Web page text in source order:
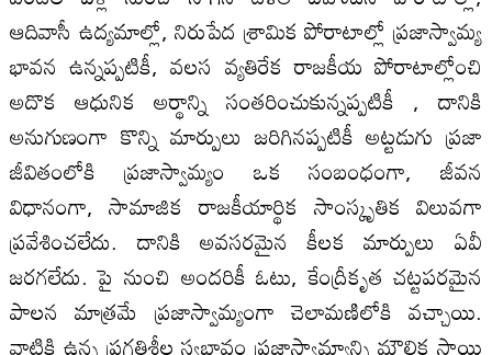
ఆదివాసీ ఉద్యమాల్లో, నిరుపేద శ్రామిక పోరాటాల్లో ప్రజాస్వామ్య
భావన ఉన్నప్పటికీ, వలస వ్యతిరేక రాజకీయ పోరాటాల్లోంచి
అదొక ఆధునిక అర్థాన్ని సంతరించుకున్నప్పటికీ , దానికి
అనుగుణంగా కొన్ని మార్పులు జరిగినప్పటికీ అట్టడుగు ప్రజా
జీవితంలోకి ప్రజాస్వామ్యం ఒక సంబంధంగా, జీవన
విధానంగా, సామాజిక రాజకీయార్థిక సాంస్కృతిక విలువగా
ప్రవేశించలేదు. దానికి అవసరమైన కీలక మార్పులు ఏవీ
జరగలేదు. పై నుంచి అందరికీ ఓటు, కేంద్రీకృత చట్టపరమైన
పాలన మాత్రమే ప్రజాస్వామ్యంగా చెలామణిలోకి వచ్చాయి.
వాటికి ఉన్న ప్రగతిశీల స్వభావం ప్రజాస్వామ్యాన్ని మౌలిక స్థాయి